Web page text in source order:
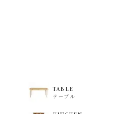
TABLE
テーブル